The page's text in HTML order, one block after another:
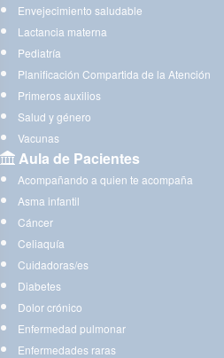
Envejecimiento saludable
Lactancia materna
Pediatría
Planificación Compartida de la Atención
Primeros auxilios
Salud y género
Vacunas
Aula de Pacientes
Acompañando a quien te acompaña
Asma infantil
Cáncer
Celiaquía
Cuidadoras/es
Diabetes
Dolor crónico
Enfermedad pulmonar
Enfermedades raras